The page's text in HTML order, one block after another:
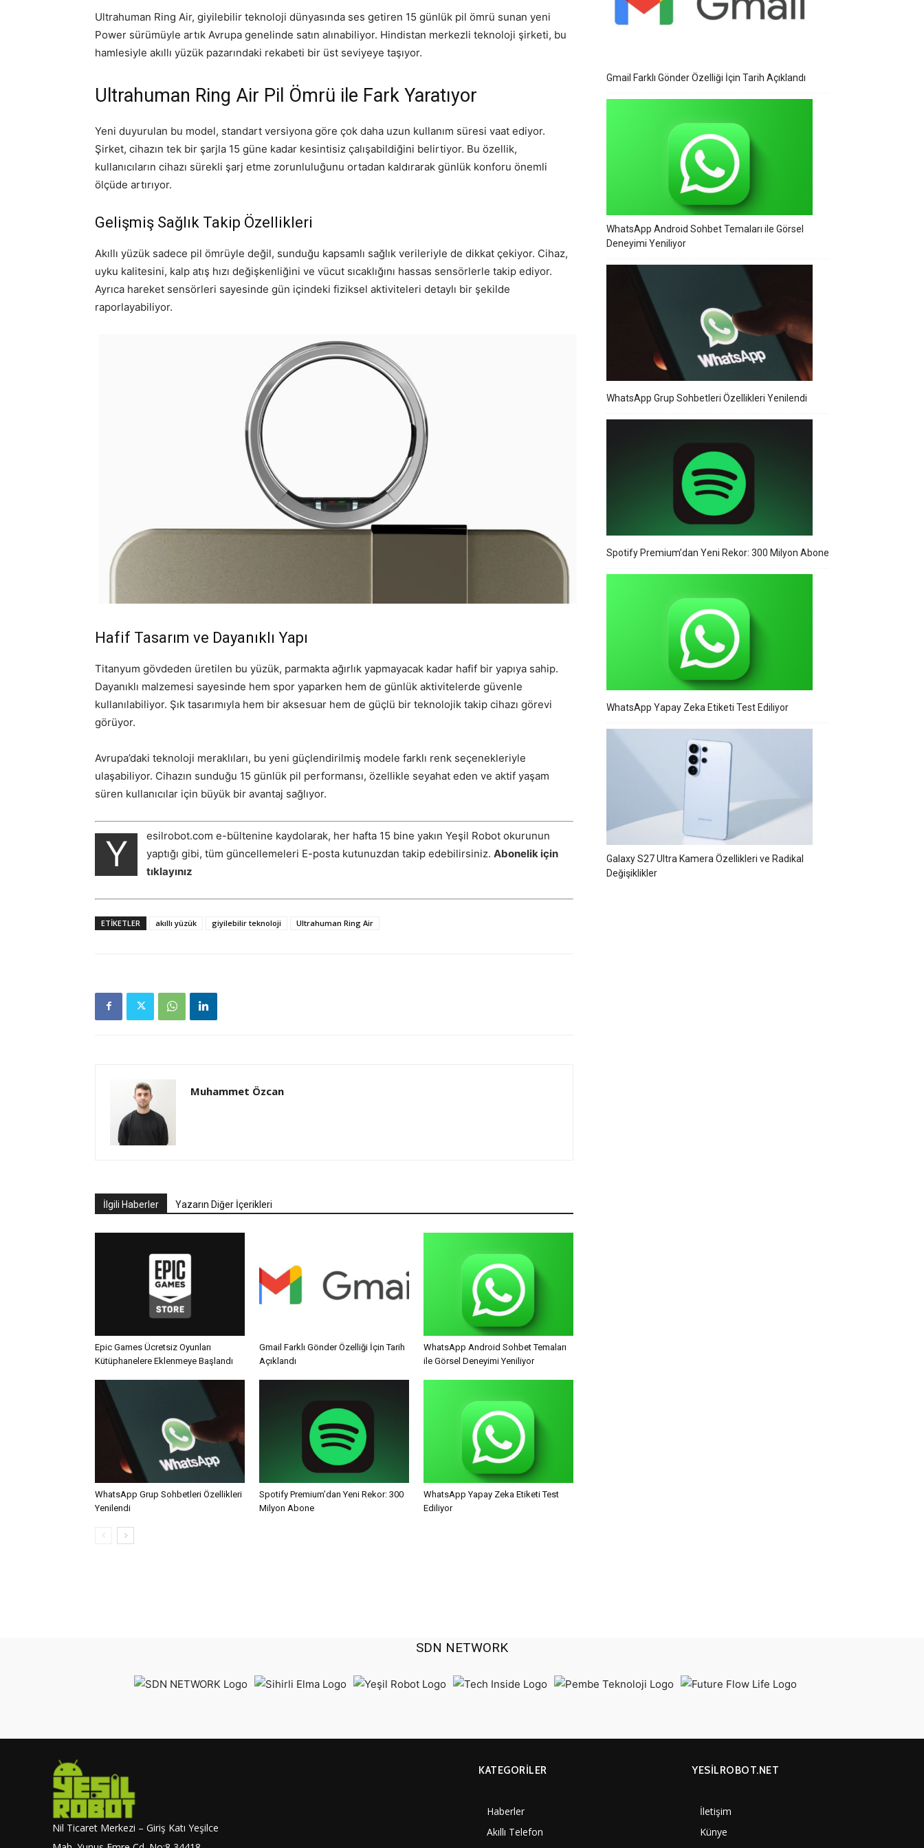
Ultrahuman Ring Air, giyilebilir teknoloji dünyasında ses getiren 15 günlük pil ömrü sunan yeni
Power sürümüyle artık Avrupa genelinde satın alınabiliyor. Hindistan merkezli teknoloji şirketi, bu
hamlesiyle akıllı yüzük pazarındaki rekabeti bir üst seviyeye taşıyor.
Ultrahuman Ring Air Pil Ömrü ile Fark Yaratıyor
Yeni duyurulan bu model, standart versiyona göre çok daha uzun kullanım süresi vaat ediyor.
Şirket, cihazın tek bir şarjla 15 güne kadar kesintisiz çalışabildiğini belirtiyor. Bu özellik,
kullanıcıların cihazı sürekli şarj etme zorunluluğunu ortadan kaldırarak günlük konforu önemli
ölçüde artırıyor.
Gelişmiş Sağlık Takip Özellikleri
Akıllı yüzük sadece pil ömrüyle değil, sunduğu kapsamlı sağlık verileriyle de dikkat çekiyor. Cihaz,
uyku kalitesini, kalp atış hızı değişkenliğini ve vücut sıcaklığını hassas sensörlerle takip ediyor.
Ayrıca hareket sensörleri sayesinde gün içindeki fiziksel aktiviteleri detaylı bir şekilde
raporlayabiliyor.
Hafif Tasarım ve Dayanıklı Yapı
Titanyum gövdeden üretilen bu yüzük, parmakta ağırlık yapmayacak kadar hafif bir yapıya sahip.
Dayanıklı malzemesi sayesinde hem spor yaparken hem de günlük aktivitelerde güvenle
kullanılabiliyor. Şık tasarımıyla hem bir aksesuar hem de güçlü bir teknolojik takip cihazı görevi
görüyor.
Avrupa’daki teknoloji meraklıları, bu yeni güçlendirilmiş modele farklı renk seçenekleriyle
ulaşabiliyor. Cihazın sunduğu 15 günlük pil performansı, özellikle seyahat eden ve aktif yaşam
süren kullanıcılar için büyük bir avantaj sağlıyor.
Y
esilrobot.com e-bültenine kaydolarak, her hafta 15 bine yakın Yeşil Robot okurunun
yaptığı gibi, tüm güncellemeleri E-posta kutunuzdan takip edebilirsiniz. Abonelik için
tıklayınız
ETIKETLER akıllı yüzük giyilebilir teknoloji Ultrahuman Ring Air
Muhammet Özcan
İlgili Haberler Yazarın Diğer İçerikleri
Epic Games Ücretsiz Oyunları
Kütüphanelere Eklenmeye Başlandı
Gmail Farklı Gönder Özelliği İçin Tarih
Açıklandı
WhatsApp Android Sohbet Temaları
ile Görsel Deneyimi Yeniliyor
WhatsApp Grup Sohbetleri Özellikleri
Yenilendi
Spotify Premium’dan Yeni Rekor: 300
Milyon Abone
WhatsApp Yapay Zeka Etiketi Test
Ediliyor
Gmail Farklı Gönder Özelliği İçin Tarih Açıklandı
WhatsApp Android Sohbet Temaları ile Görsel
Deneyimi Yeniliyor
WhatsApp Grup Sohbetleri Özellikleri Yenilendi
Spotify Premium’dan Yeni Rekor: 300 Milyon Abone
WhatsApp Yapay Zeka Etiketi Test Ediliyor
Galaxy S27 Ultra Kamera Özellikleri ve Radikal
Değişiklikler
SDN NETWORK
Nil Ticaret Merkezi – Giriş Katı Yeşilce
KATEGORILER
Haberler
Akıllı Telefon
YESİLROBOT.NET
İletişim
Künye